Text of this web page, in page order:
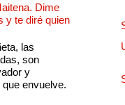
Dime
y te diré quien
las
son
y
envuelve.